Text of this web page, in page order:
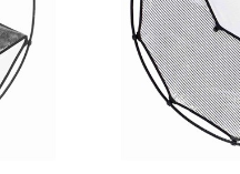
Pris
I lager
Ej i lager